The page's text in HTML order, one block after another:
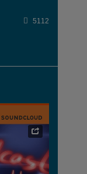
5112